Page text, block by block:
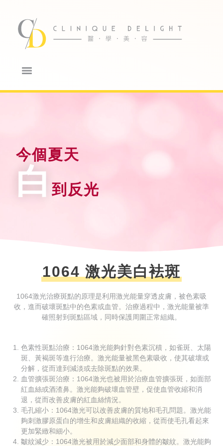
今個夏天
白到反光
1064 激光美白袪斑
1064激光治療斑點的原理是利 用激光能量穿透皮膚，被色素吸
收，進而破壞斑點中的色素或血管。治療過程中，激光能量被準
確照射到斑點區域，同時保護周圍正常組織。
色素性斑點治療：1064激光能夠針對色素沉積，如雀斑、太陽
斑、黃褐斑等進行治療。激光能量被黑色素吸收，使其破壞或
分解，從而達到減淡或去除斑點的效果。
血管擴張斑治療：1064激光也被用於治療血管擴張斑，如面部
紅血絲或酒渣鼻。激光能夠破壞血管壁，促使血管收縮和消
退，從而改善皮膚的紅血絲情況。
毛孔縮小：1064激光可以改善皮膚的質地和毛孔問題。激光能
夠刺激膠原蛋白的增生和皮膚組織的收縮，從而使毛孔看起來
更加緊緻和細小。
皺紋減少：1064激光被用於減少面部和身體的皺紋。激光能夠